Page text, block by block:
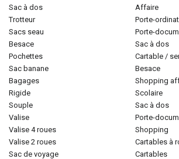
sac à dos
trotteur
sacs seau
besace
pochettes
sac banane
bagages
rigide
souple
valise
valise 4 roues
valise 2 roues
sac de voyage
affaire
porte-
porte-
sac à dos
cartable /
besace
shopping
scolaire
sac à dos
porte-
shopping
cartables à
cartables